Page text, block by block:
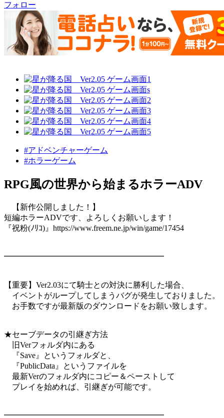
フォロー
#アドベンチャーゲーム
#ホラーゲーム
RPG風の世界から始まるホラーADV
【新作公開しました！】
短編ホラーADVです、よろしくお願いします！
『祝粉(ﾉﾘｺ)』https://www.freem.ne.jp/win/game/17454
━━━━━━━━━━━━━━━━━━━━
【重要】Ver2.03にて騎士との対決に勝利した場合、
イベントがループしてしまうバグが発生しておりました。
お手数ですが最新版のダウンロードをお願い致します。
★セーブデータの引継ぎ方法
旧Verフォルダ内にある
『Save』というフォルダと、
『PublicData』というファイルを
最新Verのフォルダ内にコピー＆ペーストして
プレイを始めれば、引継ぎが可能です。
━━━━━━━━━━━━━━━━━━━━